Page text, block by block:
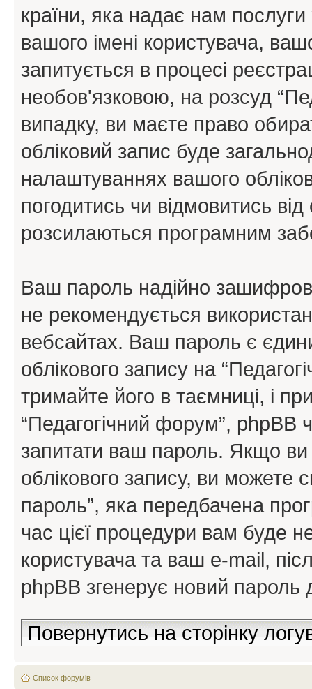
країни, яка надає нам
вашого імені користувача,
запитується в процесі
необов'язковою, на розсуд
випадку, ви маєте право
обліковий запис буде
налаштуваннях вашого
погодитись чи відмовитись
розсилаються програмним
Ваш пароль надійно
не рекомендується
вебсайтах. Ваш пароль є
облікового запису на
тримайте його в таємниці, і
“Педагогічний форум”, phpBB
запитати ваш пароль. Якщо
облікового запису, ви можете
пароль”, яка передбачена
час цієї процедури вам буде
користувача та ваш e-mail,
phpBB згенерує новий пароль
Повернутись на сторінку
Список форумів